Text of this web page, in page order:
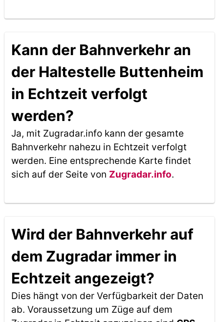
Kann der Bahnverkehr an
der Haltestelle Buttenheim
in Echtzeit verfolgt
werden?
Ja, mit Zugradar.info kann der gesamte
Bahnverkehr nahezu in Echtzeit verfolgt
werden. Eine entsprechende Karte findet
sich auf der Seite von Zugradar.info.
Wird der Bahnverkehr auf
dem Zugradar immer in
Echtzeit angezeigt?
Dies hängt von der Verfügbarkeit der Daten
ab. Voraussetzung um Züge auf dem